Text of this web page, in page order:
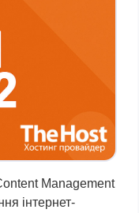
Management
інтернет-